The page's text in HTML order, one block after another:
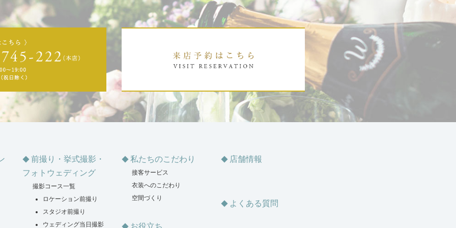
前撮り・挙式撮影・
フォトウェディング
撮影コース一覧
ロケーション前撮り
スタジオ前撮り
ウェディング当日撮影
私たちのこだわり
接客サービス
衣装へのこだわり
空間づくり
お役立ち
店舗情報
よくある質問